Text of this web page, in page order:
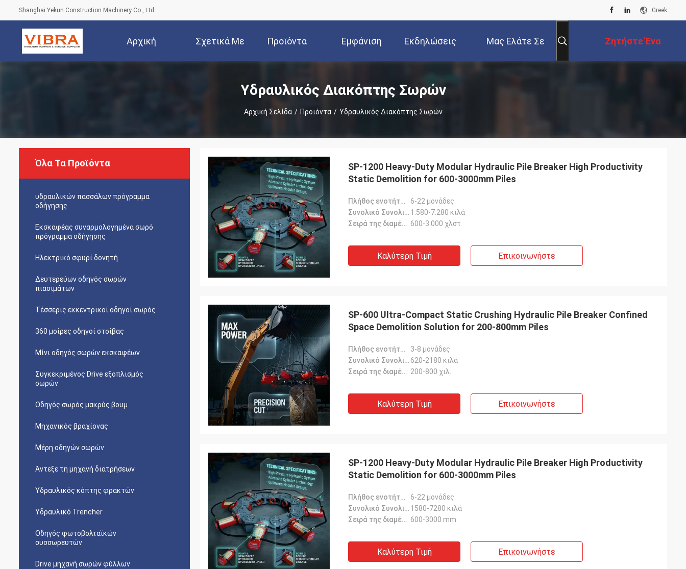
Shanghai Yekun Construction Machinery Co., Ltd. Greek
Αρχική Σχετικά Με
Εμάς
Προϊόντα Εμφάνιση Εκδηλώσεις Μας Ελάτε Σε Ζητήστε Ένα
Απόσπασμα
Υδραυλικός Διακόπτης Σωρών
Αρχική Σελίδα / Προϊόντα / Υδραυλικός Διακόπτης Σωρών
Όλα Τα Προϊόντα
υδραυλικών πασσάλων πρόγραμμα
οδήγησης
Εκσκαφέας συναρμολογημένα σωρό
πρόγραμμα οδήγησης
Ηλεκτρικό σφυρί δονητή
Δευτερεύων οδηγός σωρών
πιασιμάτων
Τέσσερις εκκεντρικοί οδηγοί σωρός
360 μοίρες οδηγοί στοίβας
Μίνι οδηγός σωρών εκσκαφέων
Συγκεκριμένος Drive εξοπλισμός
σωρών
Οδηγός σωρός μακρύς βουμ
Μηχανικός βραχίονας
Μέρη οδηγών σωρών
Άντεξε τη μηχανή διατρήσεων
Υδραυλικός κόπτης φρακτών
Υδραυλικό Trencher
Οδηγός φωτοβολταϊκών
συσσωρευτών
Drive μηχανή σωρών φύλλων
SP-1200 Heavy-Duty Modular Hydraulic Pile Breaker High Productivity
Static Demolition for 600-3000mm Piles
Πλήθος ενοτήτων:
6-22 μονάδες
Συνολικό Συνολικό Βάρος: 1.580-7.280 κιλά
Σειρά της διαμέτρου σωρών: 600-3.000 χλστ
Καλύτερη Τιμή Επικοινωνήστε
SP-600 Ultra-Compact Static Crushing Hydraulic Pile Breaker Confined
Space Demolition Solution for 200-800mm Piles
Πλήθος ενοτήτων:
3-8 μονάδες
Συνολικό Συνολικό Βάρος: 620-2180 κιλά
Σειρά της διαμέτρου σωρών: 200-800 χιλ.
Καλύτερη Τιμή Επικοινωνήστε
SP-1200 Heavy-Duty Modular Hydraulic Pile Breaker High Productivity
Static Demolition for 600-3000mm Piles
Πλήθος ενοτήτων:
6-22 μονάδες
Συνολικό Συνολικό Βάρος: 1580-7280 κιλά
Σειρά της διαμέτρου σωρών: 600-3000 mm
Καλύτερη Τιμή Επικοινωνήστε